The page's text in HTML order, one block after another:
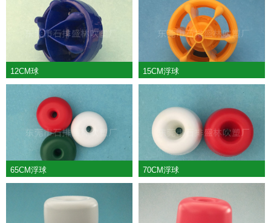
12CM球 15CM浮球
65CM浮球 70CM浮球